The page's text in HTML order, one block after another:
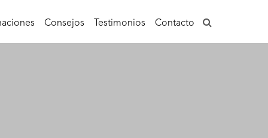
Consejos Testimonios Contacto